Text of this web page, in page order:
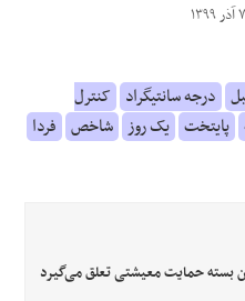
درجه سانتیگراد کنترل
پایتخت یک روز شاخص فردا
بسته حمایت معیشتی تعلق می‌گیرد